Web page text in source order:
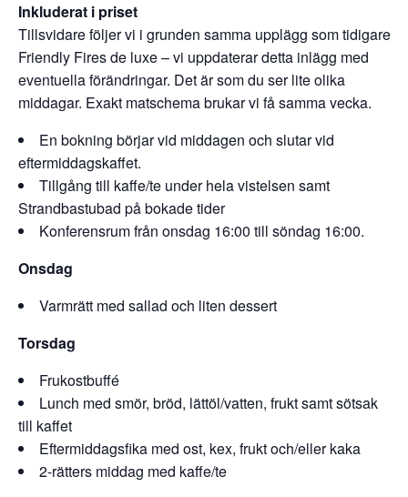
Inkluderat i priset
Tillsvidare följer vi i grunden samma upplägg som tidigare
Friendly Fires de luxe – vi uppdaterar detta inlägg med
eventuella förändringar. Det är som du ser lite olika
middagar. Exakt matschema brukar vi få samma vecka.
En bokning börjar vid middagen och slutar vid
eftermiddagskaffet.
Tillgång till kaffe/te under hela vistelsen samt
Strandbastubad på bokade tider
Konferensrum från onsdag 16:00 till söndag 16:00.
Onsdag
Varmrätt med sallad och liten dessert
Torsdag
Frukostbuffé
Lunch med smör, bröd, lättöl/vatten, frukt samt sötsak
till kaffet
Eftermiddagsfika med ost, kex, frukt och/eller kaka
2-rätters middag med kaffe/te